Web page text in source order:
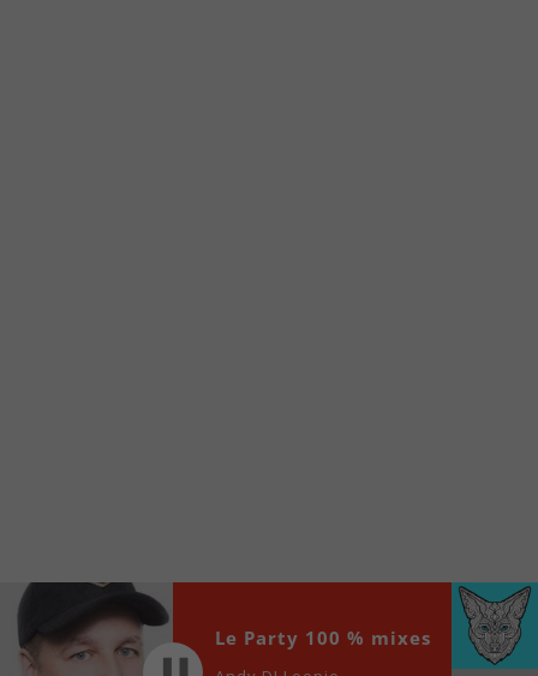
Player
00:00
Le Party 100 % mixes